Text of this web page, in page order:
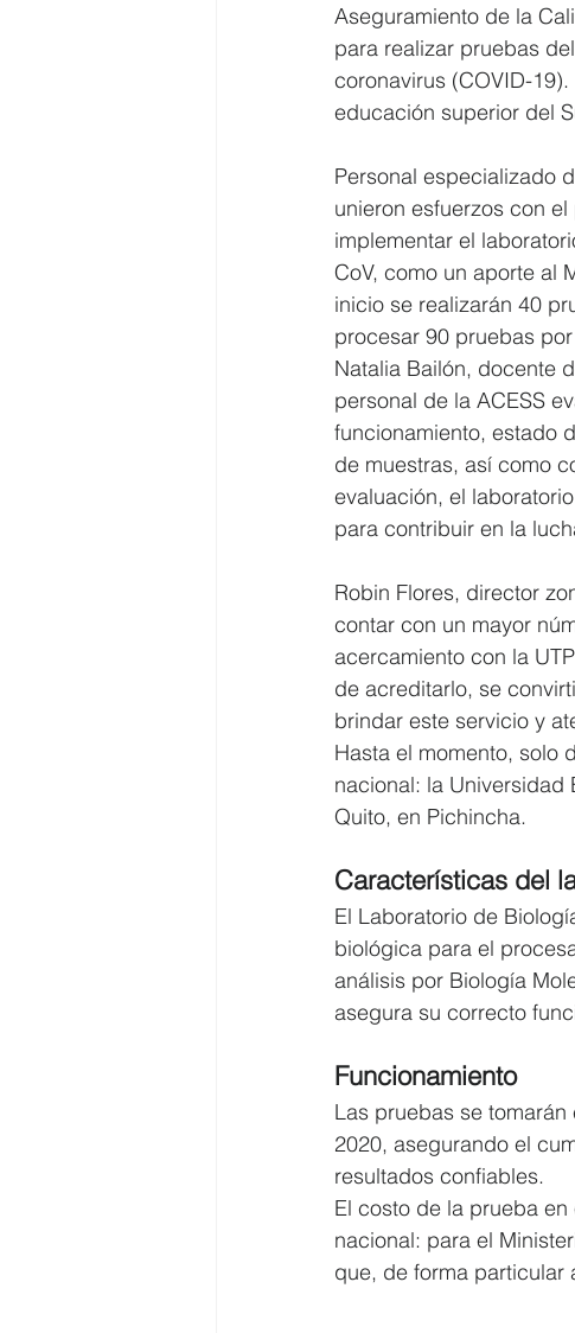
Aseguramiento de la
para realizar pruebas
coronavirus (COVID-
educación superior del
Personal especializado
unieron esfuerzos con
implementar el
CoV, como un aporte al
inicio se realizarán 40
procesar 90 pruebas
Natalia Bailón, docente
personal de la ACESS
funcionamiento, estado
de muestras, así como
evaluación, el
para contribuir en la
Robin Flores, director
contar con un mayor
acercamiento con la
de acreditarlo, se
brindar este servicio y
Hasta el momento, solo
nacional: la Universidad
Quito, en Pichincha.
Características del
El Laboratorio de
biológica para el
análisis por Biología
asegura su correcto
Funcionamiento
Las pruebas se
2020, asegurando el
resultados confiables.
El costo de la prueba
nacional: para el
que, de forma particular